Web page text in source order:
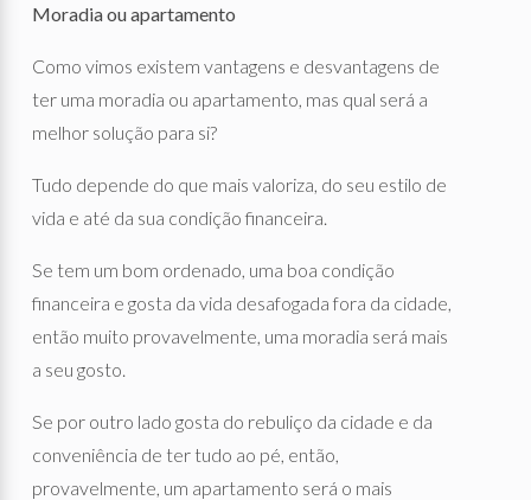
Moradia ou apartamento
Como vimos existem vantagens e desvantagens de
ter uma moradia ou apartamento, mas qual será a
melhor solução para si?
Tudo depende do que mais valoriza, do seu estilo de
vida e até da sua condição financeira.
Se tem um bom ordenado, uma boa condição
financeira e gosta da vida desafogada fora da cidade,
então muito provavelmente, uma moradia será mais
a seu gosto.
Se por outro lado gosta do rebuliço da cidade e da
conveniência de ter tudo ao pé, então,
provavelmente, um apartamento será o mais